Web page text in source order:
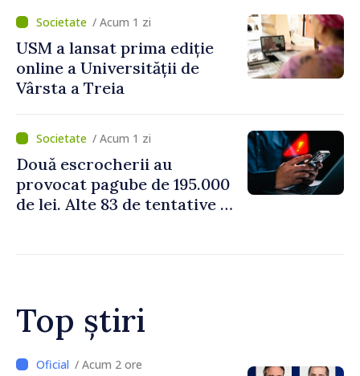
perioada concediilor
/ Acum 1 zi
USM a lansat prima ediție
online a Universității de
Vârsta a Treia
/ Acum 1 zi
Două escrocherii au
provocat pagube de 195.000
de lei. Alte 83 de tentative au
Top știri
/ Acum 2 ore